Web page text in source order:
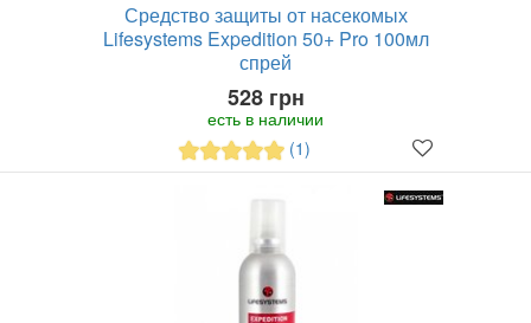
Средство защиты от насекомых
Lifesystems Expedition 50+ Pro 100мл
спрей
528 грн
есть в наличии
(1)